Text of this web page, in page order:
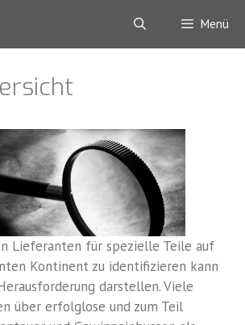
Menü
Lieferanten für spezielle Teile auf
Kontinent zu identifizieren kann
darstellen. Viele
über erfolglose und zum Teil